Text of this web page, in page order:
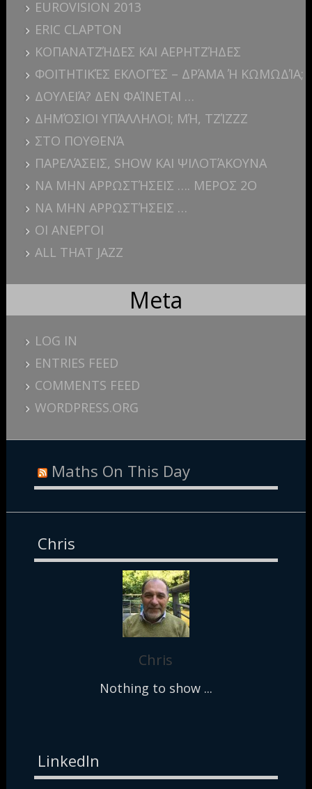
EUROVISION 2013
ERIC CLAPTON
ΚΟΠΑΝΑΤΖΉΔΕΣ ΚΑΙ ΑΕΡΗΤΖΉΔΕΣ
ΦΟΙΤΗΤΙΚΈΣ ΕΚΛΟΓΈΣ – ΔΡΆΜΑ Ή ΚΩΜΩΔΊΑ;
ΔΟΥΛΕΙΆ? ΔΕΝ ΦΑΊΝΕΤΑΙ …
ΔΗΜΌΣΙΟΙ ΥΠΆΛΛΗΛΟΙ; ΜΉ, ΤΖΊΖΖΖ
ΣΤΟ ΠΟΥΘΕΝΆ
ΠΑΡΕΛΆΣΕΙΣ, SHOW ΚΑΙ ΨΙΛΟΤΆΚΟΥΝΑ
ΝΑ ΜΗΝ ΑΡΡΩΣΤΉΣΕΙΣ …. ΜΕΡΟΣ 2Ο
ΝΑ ΜΗΝ ΑΡΡΩΣΤΉΣΕΙΣ …
ΟΙ ΑΝΕΡΓΟΙ
ALL THAT JAZZ
Meta
LOG IN
ENTRIES FEED
COMMENTS FEED
WORDPRESS.ORG
Maths On This Day
Chris
Chris
Nothing to show ...
LinkedIn